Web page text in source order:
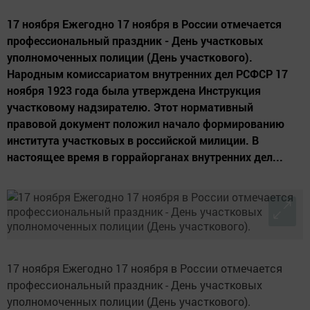
17 ноября Ежегодно 17 ноября в России отмечается
профессиональный праздник - День участковых
уполномоченных полиции (День участкового).
Народным комиссариатом внутренних дел РСФСР 17
ноября 1923 года была утверждена Инструкция
участковому надзирателю. Этот нормативный
правовой документ положил начало формированию
института участковых в российской милиции. В
настоящее время в горрайорганах внутренних дел...
17 ноября Ежегодно 17 ноября в России отмечается
профессиональный праздник - День участковых
уполномоченных полиции (День участкового).